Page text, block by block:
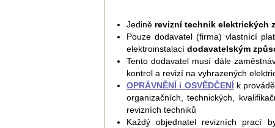
Jedině revizní technik elektrických
Pouze dodavatel (firma) vlastnící
elektroinstalací dodavatelským
Tento dodavatel musí dále
kontrol a revizí na vyhrazených
OPRÁVNĚNÍ i OSVĚDČENÍ k
organizačních, technických,
revizních techniků
Každý objednatel revizních prací